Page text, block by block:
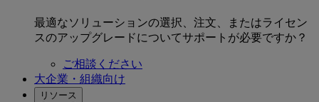
最適なソリューションの選択、注文、またはライセン
スのアップグレードについてサポートが必要ですか？
ご相談ください
大企業・組織向け
リソース